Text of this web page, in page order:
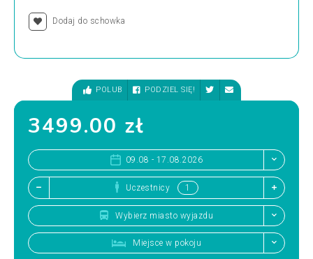
Dodaj do schowka
POLUB PODZIEL SIĘ!
3499.00 zł
09.08 - 17.08.2026
Uczestnicy
Wybierz miasto wyjazdu
Miejsce w pokoju